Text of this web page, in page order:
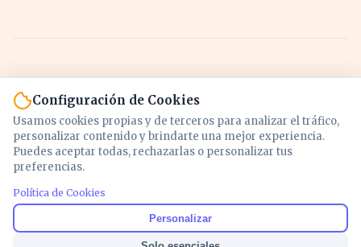
Noticias y análisis de economía, mercados,
inversión y política. Información actualizada
Configuración de Cookies
Usamos cookies propias y de terceros para analizar el tráfico,
personalizar contenido y brindarte una mejor experiencia.
Puedes aceptar todas, rechazarlas o personalizar tus
preferencias.
Política de Cookies
Personalizar